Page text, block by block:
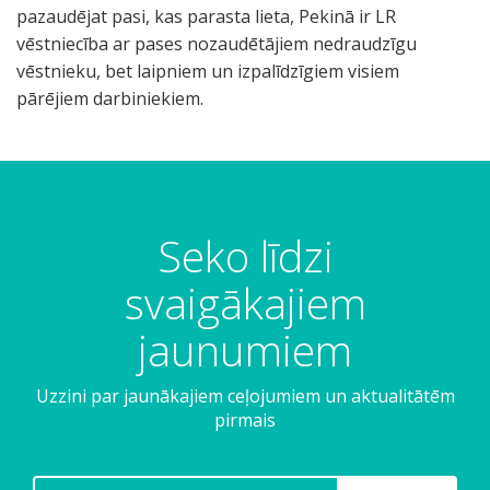
pazaudējat pasi, kas parasta lieta, Pekinā ir LR
vēstniecība ar pases nozaudētājiem nedraudzīgu
vēstnieku, bet laipniem un izpalīdzīgiem visiem
pārējiem darbiniekiem.
Seko līdzi
svaigākajiem
jaunumiem
Uzzini par jaunākajiem ceļojumiem un aktualitātēm
pirmais